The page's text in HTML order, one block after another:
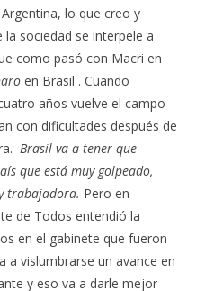
lo que creo y
sociedad se interpele a
como pasó con Macri en
en Brasil . Cuando
años vuelve el campo
con dificultades después de
Brasil va a tener que
que está muy golpeado,
trabajadora. Pero en
de Todos entendió la
en el gabinete que fueron
a vislumbrarse un avance en
y eso va a darle mejor